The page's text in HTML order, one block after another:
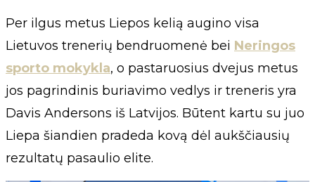
Per ilgus metus Liepos kelią augino visa
Lietuvos trenerių bendruomenė bei Neringos
sporto mokykla, o pastaruosius dvejus metus
jos pagrindinis buriavimo vedlys ir treneris yra
Davis Andersons iš Latvijos. Būtent kartu su juo
Liepa šiandien pradeda kovą dėl aukščiausių
rezultatų pasaulio elite.